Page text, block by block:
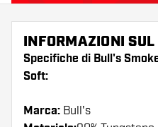
INFORMAZIONI SUL
Specifiche di Bull's
Soft:
Marca: Bull's